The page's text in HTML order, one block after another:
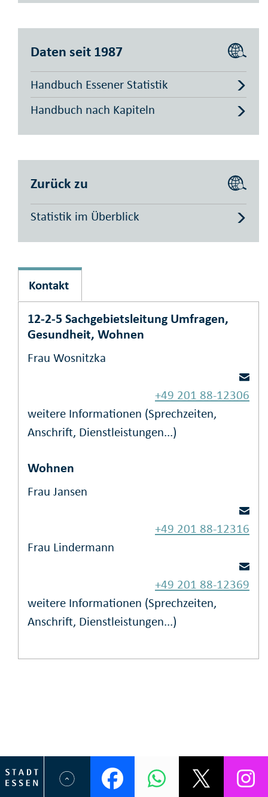
Daten seit 1987
Handbuch Essener Statistik
Handbuch nach Kapiteln
Zurück zu
Statistik im Überblick
Kontakt
12-2-5 Sachgebietsleitung Umfragen,
Gesundheit, Wohnen
Frau Wosnitzka
+49 201 88-12306
weitere Informationen (Sprechzeiten,
Anschrift, Dienstleistungen...)
Wohnen
Frau Jansen
+49 201 88-12316
Frau Lindermann
+49 201 88-12369
weitere Informationen (Sprechzeiten,
Anschrift, Dienstleistungen...)